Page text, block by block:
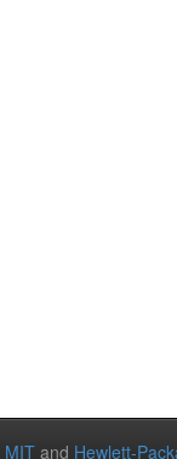
MIT and Hewlett-